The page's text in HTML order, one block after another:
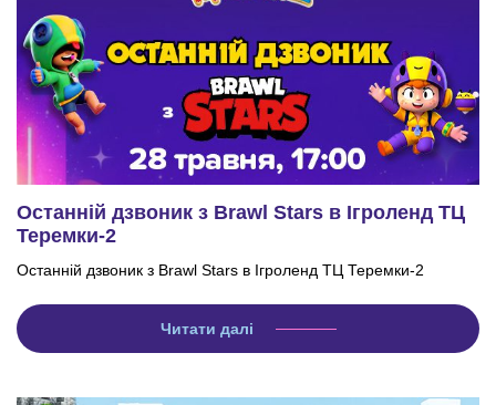
Останній дзвоник з Brawl Stars в Ігроленд ТЦ
Теремки-2
Останній дзвоник з Brawl Stars в Ігроленд ТЦ Теремки-2
Читати далі